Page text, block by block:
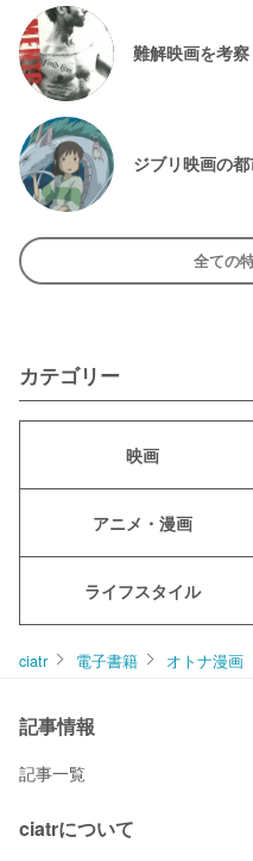
難解映画を考
ジブリ映画の
全ての
カテゴリー
映画
アニメ・漫画
ライフスタイル
ciatr 電子書籍 オトナ漫画
記事情報
記事一覧
ciatrについて